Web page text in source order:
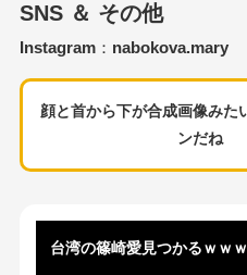
SNS ＆ その他
Instagram ： nabokova.mary
顔と首から下が合成画像みた
ンだね
台湾の篠崎愛見つかるｗｗ